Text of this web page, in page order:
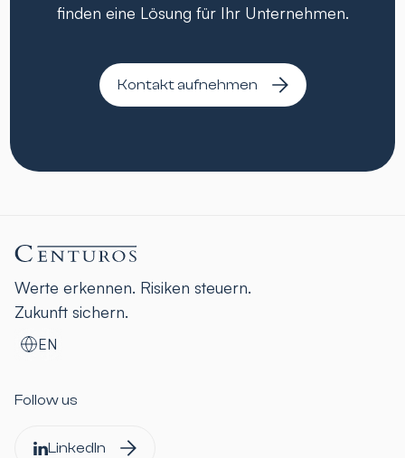
finden eine Lösung für Ihr Unternehmen.
Kontakt aufnehmen
Werte erkennen. Risiken steuern.
Zukunft sichern.
EN
Follow us
LinkedIn